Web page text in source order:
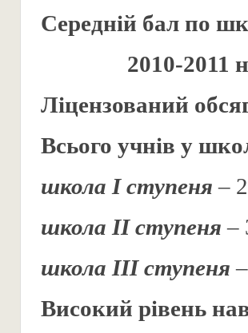
Середній бал по
2010-2011
Ліцензований
Всього учнів у
школа І ступеня –
школа ІІ ступеня –
школа ІІІ ступеня
Високий рівень